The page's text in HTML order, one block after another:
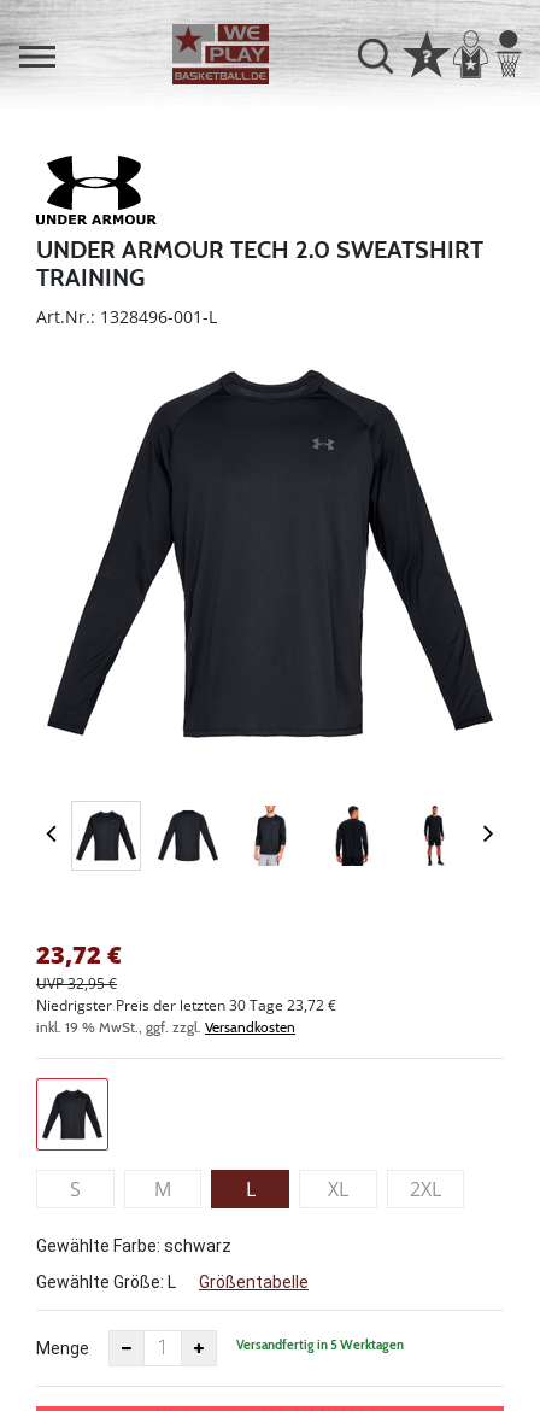
UNDER ARMOUR TECH 2.0 SWEATSHIRT
TRAINING
Art.Nr.: 1328496-001-L
23,72 €
UVP 32,95 €
Niedrigster Preis der letzten 30 Tage 23,72 €
inkl. 19 % MwSt., ggf. zzgl. Versandkosten
S M L XL 2XL
Gewählte Farbe: schwarz
Gewählte Größe: L Größentabelle
Menge Versandfertig in 5 Werktagen